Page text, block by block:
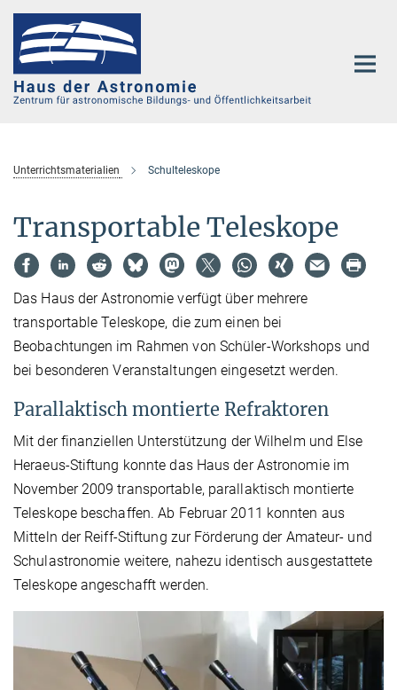
Hauptinhalt
Unterrichtsmaterialien Schulteleskope
Transportable Teleskope
Das Haus der Astronomie verfügt über mehrere
transportable Teleskope, die zum einen bei
Beobachtungen im Rahmen von Schüler-Workshops und
bei besonderen Veranstaltungen eingesetzt werden.
Parallaktisch montierte Refraktoren
Mit der finanziellen Unterstützung der Wilhelm und Else
Heraeus-Stiftung konnte das Haus der Astronomie im
November 2009 transportable, parallaktisch montierte
Teleskope beschaffen. Ab Februar 2011 konnten aus
Mitteln der Reiff-Stiftung zur Förderung der Amateur- und
Schulastronomie weitere, nahezu identisch ausgestattete
Teleskope angeschafft werden.